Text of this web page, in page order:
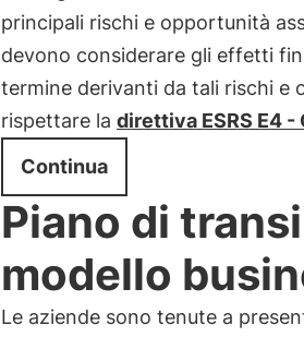
principali rischi e opportunità
devono considerare gli effetti
termine derivanti da tali rischi e
rispettare la direttiva ESRS E4 -
Continua
Piano di
modello
Le aziende sono tenute a